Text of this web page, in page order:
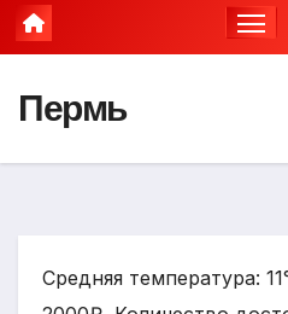
Пермь
Средняя температура: